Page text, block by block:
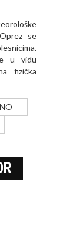
se
u vidu
fizička